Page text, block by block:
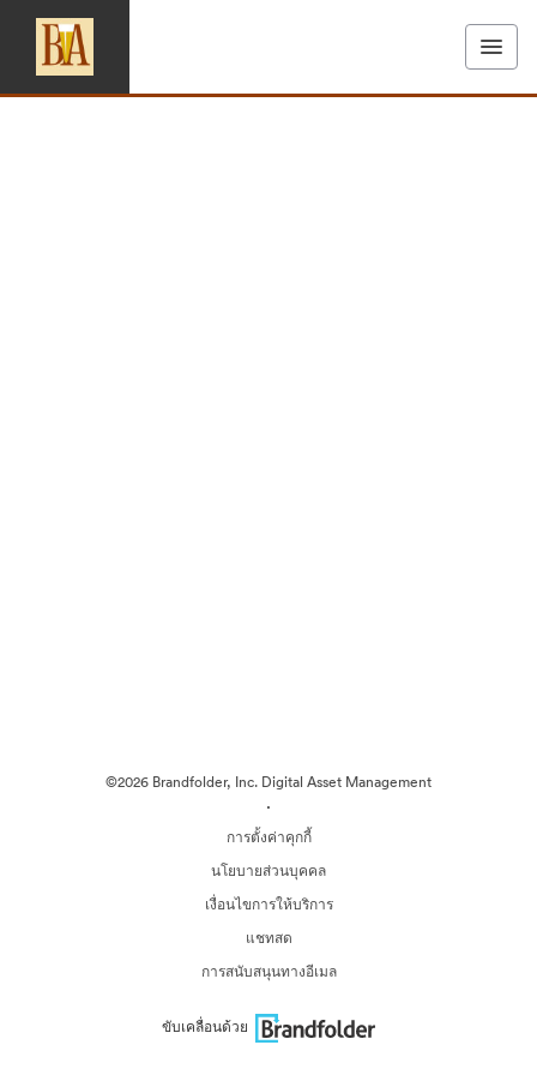
©2026 Brandfolder, Inc. Digital Asset Management
·
การตั้งค่าคุกกี้
นโยบายส่วนบุคคล
เงื่อนไขการให้บริการ
แชทสด
การสนับสนุนทางอีเมล
ขับเคลื่อนด้วย